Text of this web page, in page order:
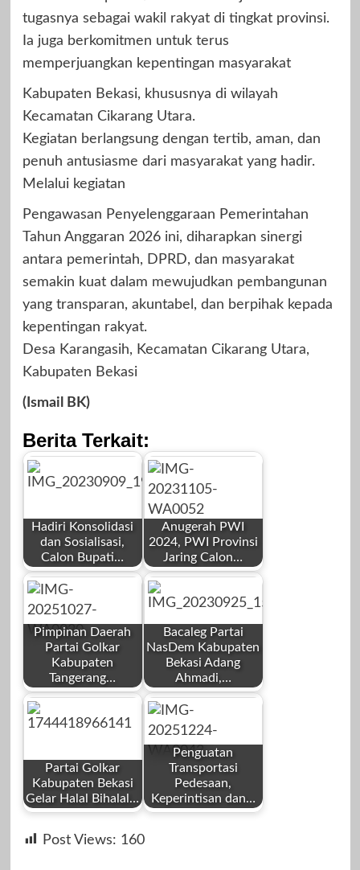
tugasnya sebagai wakil rakyat di tingkat provinsi.
Ia juga berkomitmen untuk terus
memperjuangkan kepentingan masyarakat
Kabupaten Bekasi, khususnya di wilayah
Kecamatan Cikarang Utara.
Kegiatan berlangsung dengan tertib, aman, dan
penuh antusiasme dari masyarakat yang hadir.
Melalui kegiatan
Pengawasan Penyelenggaraan Pemerintahan
Tahun Anggaran 2026 ini, diharapkan sinergi
antara pemerintah, DPRD, dan masyarakat
semakin kuat dalam mewujudkan pembangunan
yang transparan, akuntabel, dan berpihak kepada
kepentingan rakyat.
Desa Karangasih, Kecamatan Cikarang Utara,
Kabupaten Bekasi
(Ismail BK)
Berita Terkait:
Hadiri Konsolidasi
dan Sosialisasi,
Calon Bupati…
by
Redaksi
September 9,
Anugerah PWI
2024, PWI Provinsi
Jaring Calon…
by
Redaksi
November 6,
2023
Pimpinan Daerah
Partai Golkar
Kabupaten
Tangerang…
by
Mahardhika News
Oktober 27, 2025
Bacaleg Partai
NasDem Kabupaten
Bekasi Adang
Ahmadi,…
by
Redaksi
September 25,
Partai Golkar
Kabupaten Bekasi
Gelar Halal Bihalal…
Redaksi
Penguatan
Transportasi
Pedesaan,
Keperintisan dan…
Redaksi
Post Views: 160